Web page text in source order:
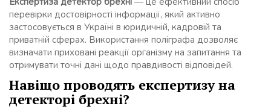
перевірки достовірності інформації, який активно
застосовується в Україні в юридичній, кадровій та
приватній сферах. Використання поліграфа дозволяє
визначати приховані реакції організму на запитання та
отримувати точні дані щодо правдивості відповідей.
Навіщо проводять експертизу на
детекторі брехні?